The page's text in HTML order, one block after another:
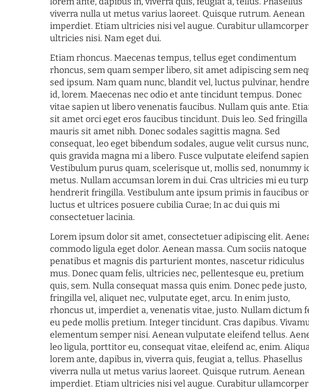
viverra nulla ut metus varius laoreet. Quisque rutrum. Aenean
imperdiet. Etiam ultricies nisi vel augue. Curabitur ullamcorper
ultricies nisi. Nam eget dui.
Etiam rhoncus. Maecenas tempus, tellus eget condimentum
rhoncus, sem quam semper libero, sit amet adipiscing sem
sed ipsum. Nam quam nunc, blandit vel, luctus pulvinar,
id, lorem. Maecenas nec odio et ante tincidunt tempus. Donec
vitae sapien ut libero venenatis faucibus. Nullam quis ante.
sit amet orci eget eros faucibus tincidunt. Duis leo. Sed fringilla
mauris sit amet nibh. Donec sodales sagittis magna. Sed
consequat, leo eget bibendum sodales, augue velit cursus nunc,
quis gravida magna mi a libero. Fusce vulputate eleifend
Vestibulum purus quam, scelerisque ut, mollis sed, nonummy
metus. Nullam accumsan lorem in dui. Cras ultricies mi eu
hendrerit fringilla. Vestibulum ante ipsum primis in faucibus
luctus et ultrices posuere cubilia Curae; In ac dui quis mi
consectetuer lacinia.
Lorem ipsum dolor sit amet, consectetuer adipiscing elit.
commodo ligula eget dolor. Aenean massa. Cum sociis natoque
penatibus et magnis dis parturient montes, nascetur ridiculus
mus. Donec quam felis, ultricies nec, pellentesque eu, pretium
quis, sem. Nulla consequat massa quis enim. Donec pede justo,
fringilla vel, aliquet nec, vulputate eget, arcu. In enim justo,
rhoncus ut, imperdiet a, venenatis vitae, justo. Nullam dictum
eu pede mollis pretium. Integer tincidunt. Cras dapibus.
elementum semper nisi. Aenean vulputate eleifend tellus.
leo ligula, porttitor eu, consequat vitae, eleifend ac, enim.
lorem ante, dapibus in, viverra quis, feugiat a, tellus. Phasellus
viverra nulla ut metus varius laoreet. Quisque rutrum. Aenean
imperdiet. Etiam ultricies nisi vel augue. Curabitur ullamcorper